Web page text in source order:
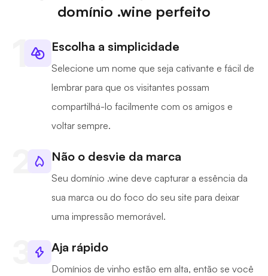
domínio .wine perfeito
Escolha a simplicidade
Selecione um nome que seja cativante e fácil de
lembrar para que os visitantes possam
compartilhá-lo facilmente com os amigos e
voltar sempre.
Não o desvie da marca
Seu domínio .wine deve capturar a essência da
sua marca ou do foco do seu site para deixar
uma impressão memorável.
Aja rápido
Domínios de vinho estão em alta, então se você